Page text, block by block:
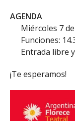
AGENDA
Miércoles 7
Funciones:
Entrada libre
¡Te esperamos!